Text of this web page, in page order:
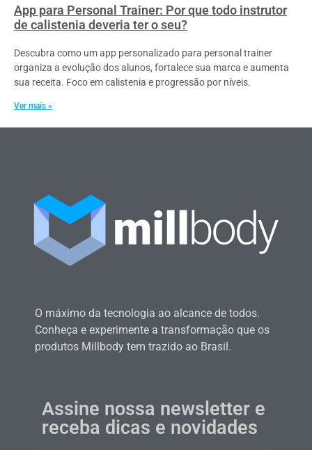
App para Personal Trainer: Por que todo instrutor
de calistenia deveria ter o seu?
Descubra como um app personalizado para personal trainer
organiza a evolução dos alunos, fortalece sua marca e aumenta
sua receita. Foco em calistenia e progressão por níveis.
Ver mais »
O máximo da tecnologia ao alcance de todos.
Conheça e experimente a transformação que os
produtos Millbody tem trazido ao Brasil.
Assine nossa newsletter e
receba dicas e novidades